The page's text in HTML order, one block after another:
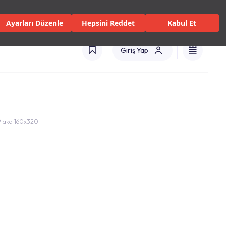
Ayarları Düzenle Hepsini Reddet Kabul Et
ve HizmetlerMağazalarKataloglar Türkiye(TR)
Giriş Yap
160x320